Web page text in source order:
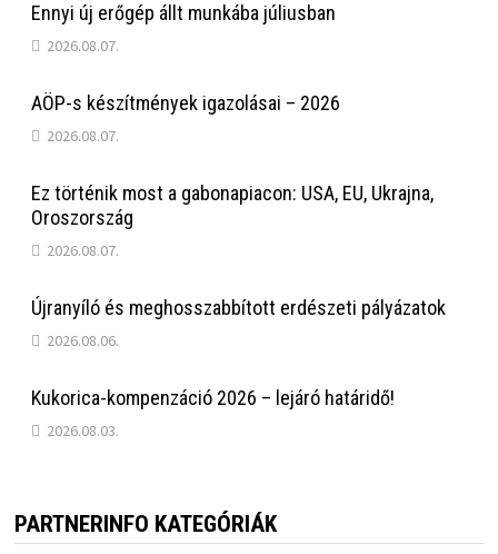
Ennyi új erőgép állt munkába júliusban
2026.08.07.
AÖP-s készítmények igazolásai – 2026
2026.08.07.
Ez történik most a gabonapiacon: USA, EU, Ukrajna,
Oroszország
2026.08.07.
Újranyíló és meghosszabbított erdészeti pályázatok
2026.08.06.
Kukorica-kompenzáció 2026 – lejáró határidő!
2026.08.03.
PARTNERINFO KATEGÓRIÁK